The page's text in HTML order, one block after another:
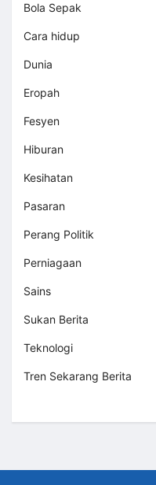
Bola Sepak
Cara hidup
Dunia
Eropah
Fesyen
Hiburan
Kesihatan
Pasaran
Perang Politik
Perniagaan
Sains
Sukan Berita
Teknologi
Tren Sekarang Berita